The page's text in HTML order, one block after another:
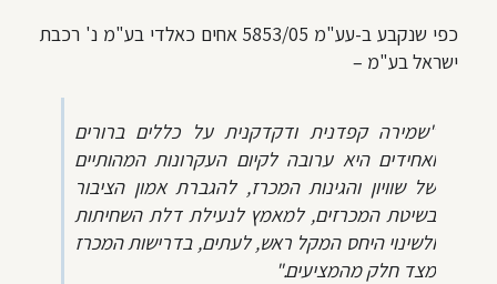
כפי שנקבע ב-עע"מ 5853/05 אחים כאלדי בע"מ נ' רכבת
ישראל בע"מ –
"שמירה קפדנית ודקדקנית על כללים ברורים
ואחידים היא ערובה לקיום העקרונות המהותיים
של שוויון והגינות המכרז, להגברת אמון הציבור
בשיטת המכרזים, למאמץ לנעילת דלת השחיתות
ולשינוי היחס המקל ראש, לעתים, בדרישות המכרז
מצד חלק מהמציעים."